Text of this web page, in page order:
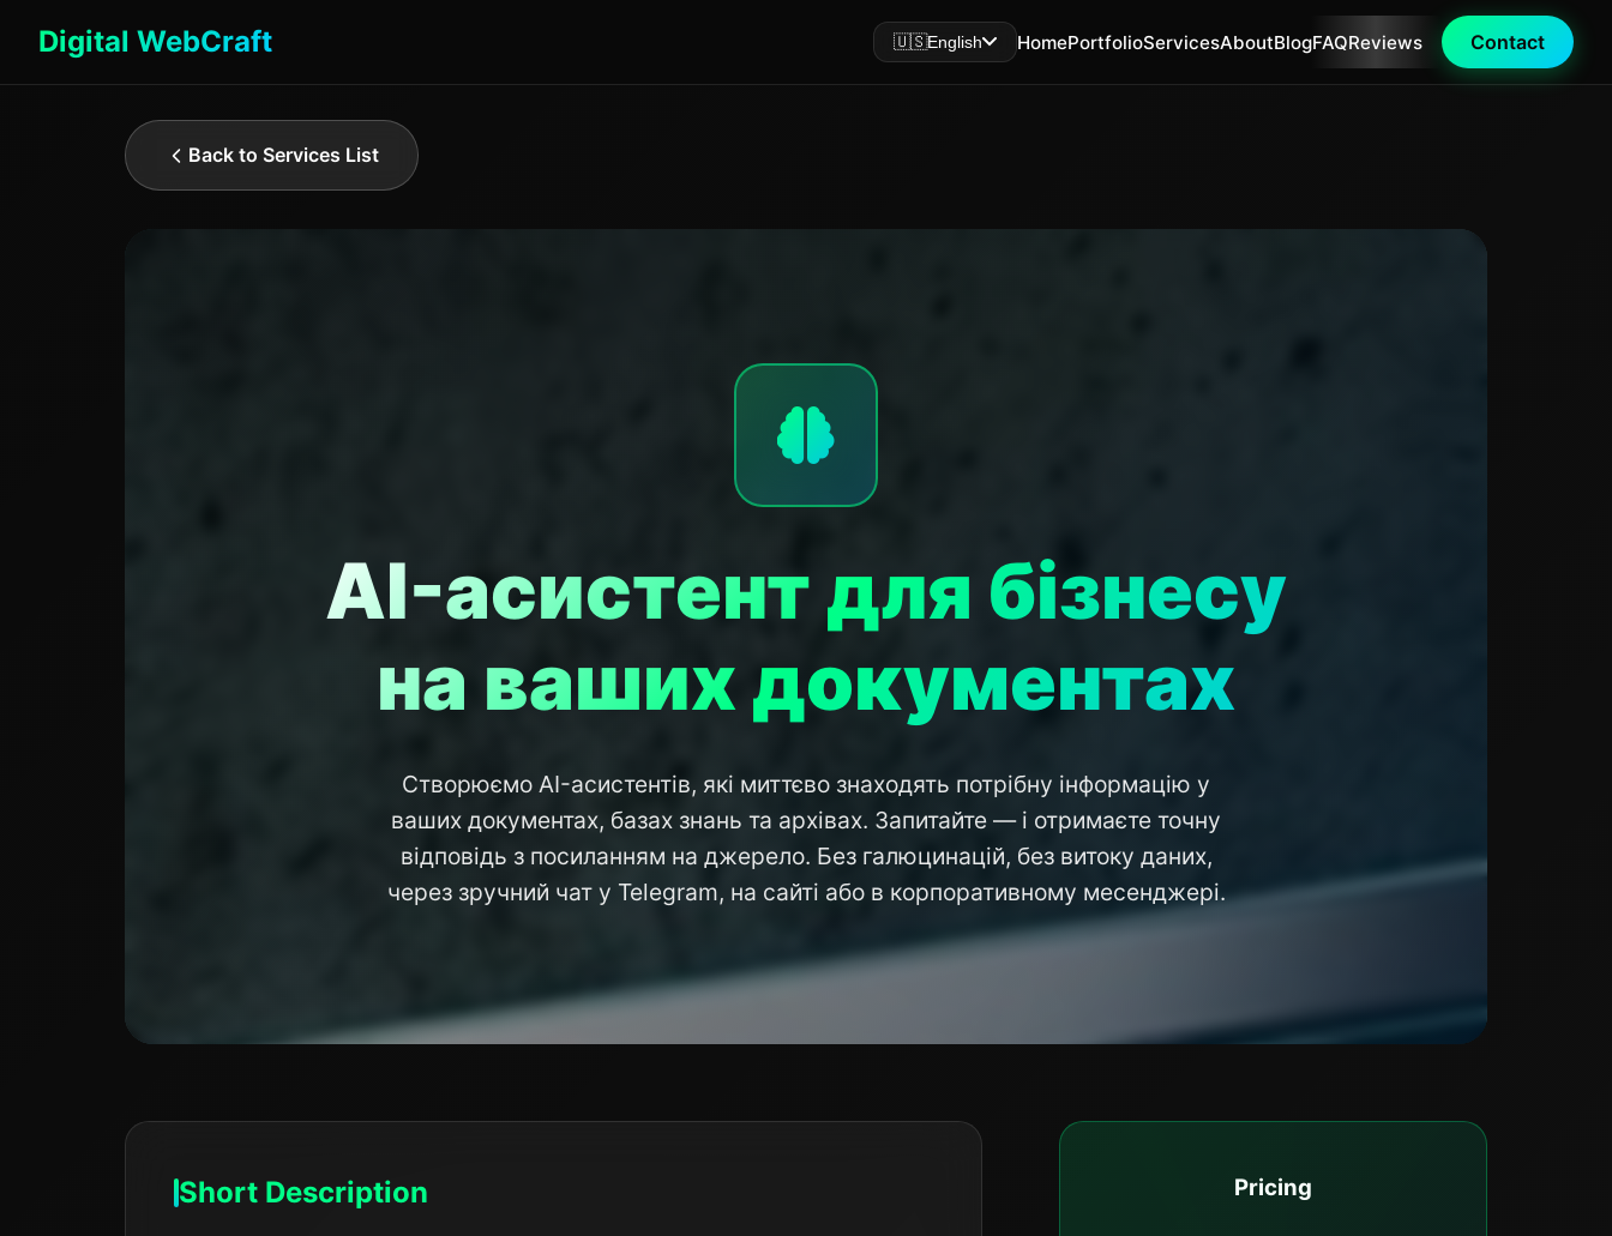
Digital WebCraft 🇺🇸English HomePortfolioServicesAboutBlogFAQReviews Contact
Back to Services List
AI-асистент для бізнесу
на ваших документах
Створюємо AI-асистентів, які миттєво знаходять потрібну інформацію у
ваших документах, базах знань та архівах. Запитайте — і отримаєте точну
відповідь з посиланням на джерело. Без галюцинацій, без витоку даних,
через зручний чат у Telegram, на сайті або в корпоративному месенджері.
Short Description Pricing